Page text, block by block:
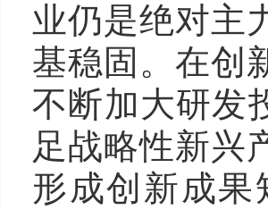
业仍是绝对主
基稳固。在创
不断加大研发
足战略性新兴
形成创新成